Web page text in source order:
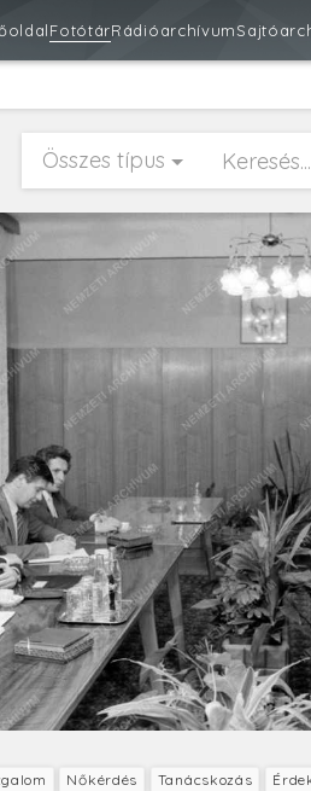
FotótárRádióarchívum
Összes típus
Nőkérdés Tanácskozás